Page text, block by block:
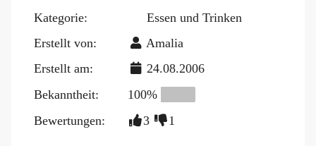
Kategorie:
Essen und Trinken
Erstellt von:
Amalia
Erstellt am:
24.08.2006
Bekanntheit:
100%
Bewertungen:
3 1